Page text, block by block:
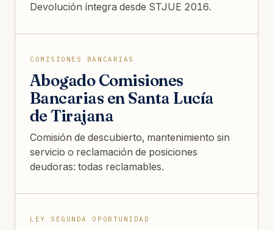
Devolución íntegra desde STJUE 2016.
COMISIONES BANCARIAS
Abogado Comisiones
Bancarias en Santa Lucía
de Tirajana
Comisión de descubierto, mantenimiento sin
servicio o reclamación de posiciones
deudoras: todas reclamables.
LEY SEGUNDA OPORTUNIDAD